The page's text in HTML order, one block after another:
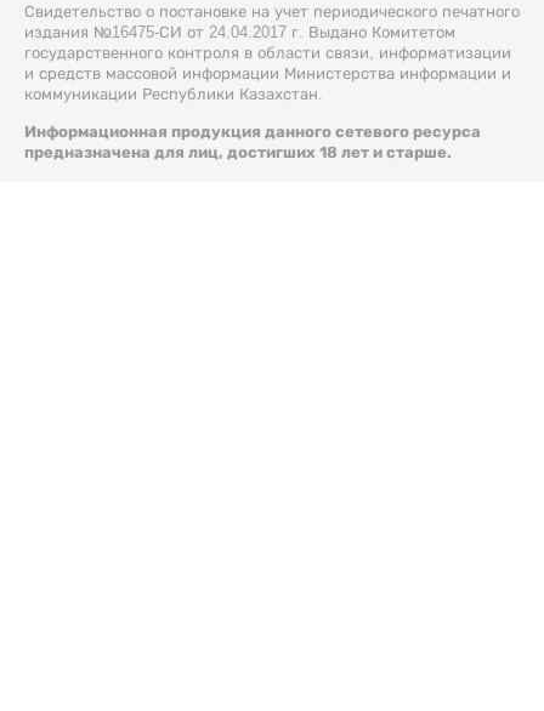
Свидетельство о постановке на учет периодического печатного
издания №16475-СИ от 24.04.2017 г. Выдано Комитетом
государственного контроля в области связи, информатизации
и средств массовой информации Министерства информации и
коммуникации Республики Казахстан.
Информационная продукция данного сетевого ресурса
предназначена для лиц, достигших 18 лет и старше.